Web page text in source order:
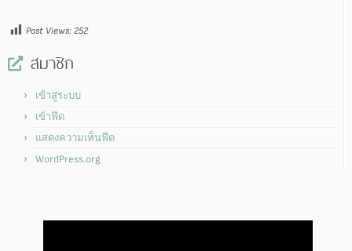
Post Views: 252
สมาชิก
เข้าสู่ระบบ
เข้าฟีด
แสดงความเห็นฟีด
WordPress.org